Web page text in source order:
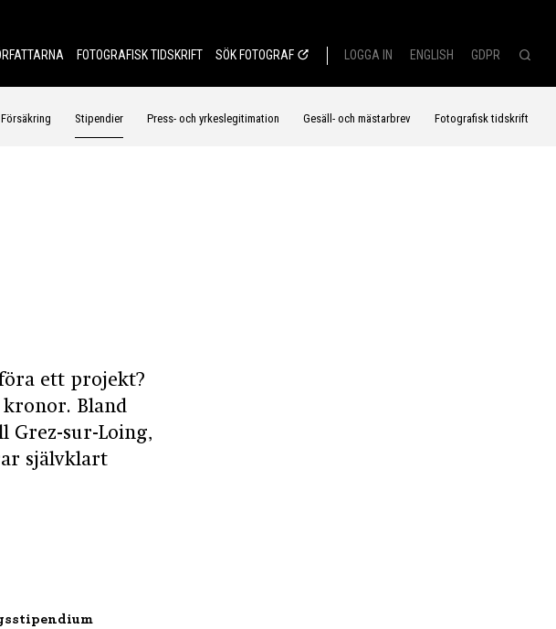
FOTOGRAFISK TIDSKRIFT SÖK FOTOGRAF LOGGA IN ENGLISH GDPR
Försäkring Stipendier Press- och yrkeslegitimation Gesäll- och mästarbrev Fotografisk tidskrift
ett projekt?
kronor. Bland
Grez-sur-Loing,
självklart